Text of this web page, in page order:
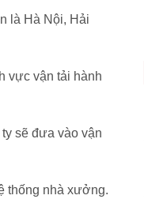
là Hà Nội, Hải
vực vận tải hành
sẽ đưa vào vận
thống nhà xưởng.